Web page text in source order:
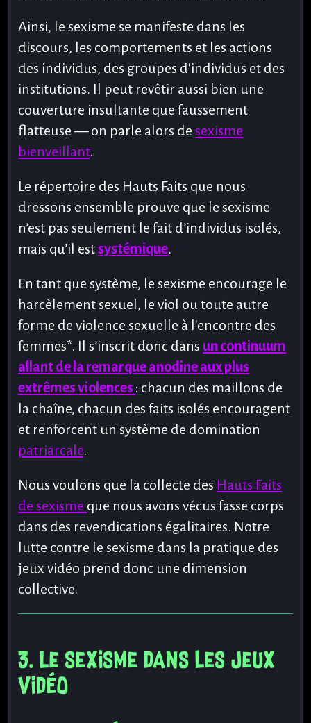
sommes-
nous ?
Le
Notre
offre
Witch
Nos
garanties
Connecte-
toi
Rejoins-
nous !
Ainsi, le sexisme se manifeste dans les
discours, les comportements et les actions
des individus, des groupes d'individus et des
institutions. Il peut revêtir aussi bien une
couverture insultante que faussement
flatteuse — on parle alors desexisme
bienveillant.
Le répertoire des Hauts Faits que nous
dressons ensemble prouve que le sexisme
n’est pas seulement le fait d’individus isolés,
mais qu’il estsystémique.
En tant que système, le sexisme encourage le
harcèlement sexuel, le viol ou toute autre
forme de violence sexuelle à l'encontre des
femmes*. Il s’inscrit donc dans un continuum
allant de la remarque anodine aux plus
extrêmes violences : chacun des maillons de
la chaîne, chacun des faits isolés encouragent
et renforcent un système de domination
patriarcale.
Nous voulons que la collecte des Hauts Faits
de sexisme que nous avons vécus fasse corps
dans des revendications égalitaires. Notre
lutte contre le sexisme dans la pratique des
jeux vidéo prend donc une dimension
collective.
3. Le sexisme dans les jeux
vidéo